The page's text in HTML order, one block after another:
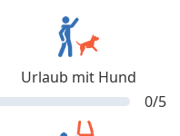
Urlaub mit Hund
0/5